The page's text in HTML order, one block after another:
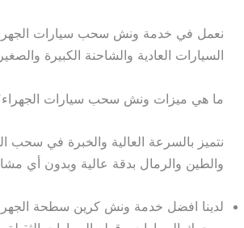
نعمل في خدمة ونش سحب سيارات
السيارات العادية والشاحنة الكبيرة
ما هي ميزات ونش سحب سيارات
نتميز بالسرعة العالية والخبرة في سحب
والطين والرمال بدقة عالية وبدون أي
لدينا افضل خدمة ونش كرين سطحة